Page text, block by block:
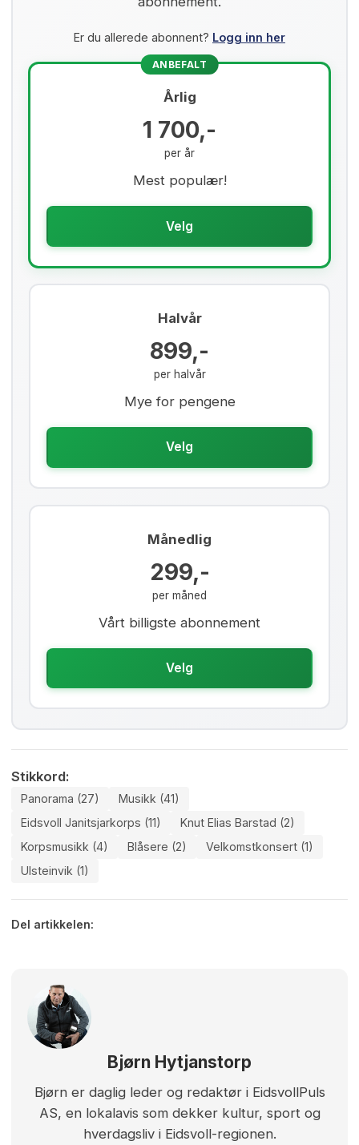
Er du allerede abonnent? Logg inn her
ANBEFALT
Årlig
1 700,-
per år
Mest populær!
Velg
Halvår
899,-
per halvår
Mye for pengene
Velg
Månedlig
299,-
per måned
Vårt billigste abonnement
Velg
Stikkord:
Panorama (27)
Musikk (41)
Eidsvoll Janitsjarkorps (11)
Knut Elias Barstad (2)
Korpsmusikk (4)
Blåsere (2)
Velkomstkonsert (1)
Ulsteinvik (1)
Del artikkelen:
Bjørn Hytjanstorp
Bjørn er daglig leder og redaktør i EidsvollPuls
AS, en lokalavis som dekker kultur, sport og
hverdagsliv i Eidsvoll-regionen.